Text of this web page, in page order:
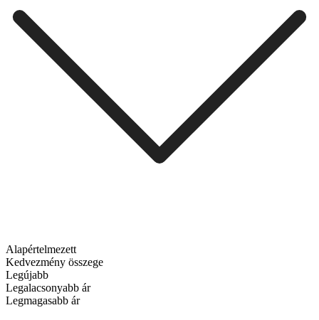
Alapértelmezett
Kedvezmény összege
Legújabb
Legalacsonyabb ár
Legmagasabb ár